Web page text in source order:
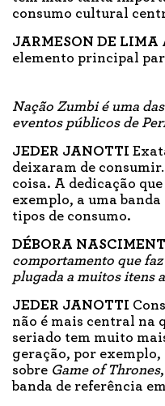
consumo cultural
JARMESON DE LIMA
elemento principal
Nação Zumbi é uma
eventos públicos de
JEDER JANOTTI
deixaram de
coisa. A dedicação
exemplo, a uma
tipos de consumo.
DÉBORA
comportamento que
plugada a muitos itens
JEDER JANOTTI
não é mais central na
seriado tem muito
geração, por
sobre Game of Thrones
banda de referência